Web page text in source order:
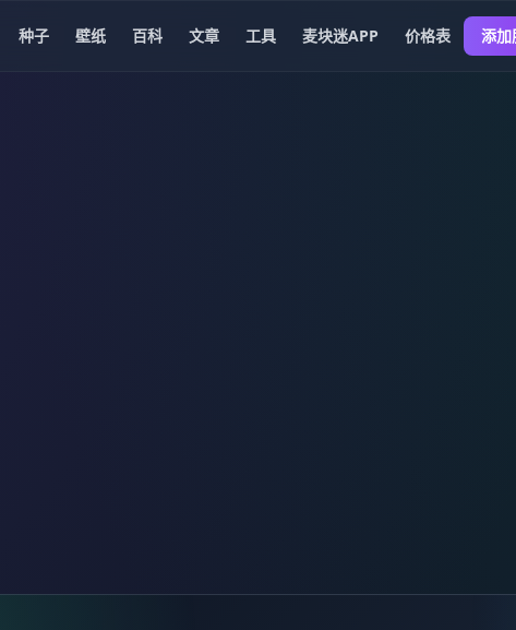
种子 壁纸 百科 文章 工具 麦块迷APP 价格表 添加